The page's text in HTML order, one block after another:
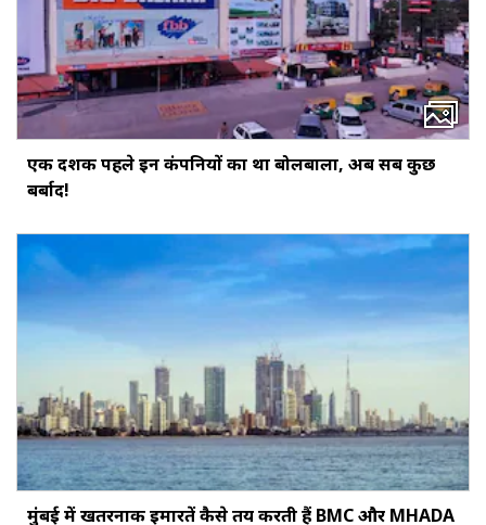
एक दशक पहले इन कंपनियों का था बोलबाला, अब सब कुछ
बर्बाद!
मुंबई में खतरनाक इमारतें कैसे तय करती हैं BMC और MHADA